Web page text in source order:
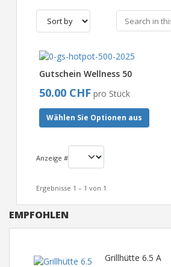
EMPFOHLEN
Grillhütte 6.5 A
Gutschein Wellness 50
50.00 CHF pro Stück
Wählen Sie Optionen aus
Anzeige #
Ergebnisse 1 – 1 von 1